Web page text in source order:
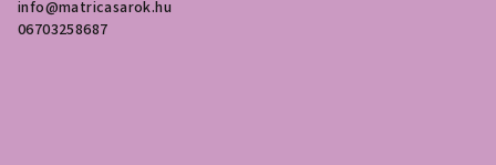
info@matricasarok.hu
06703258687